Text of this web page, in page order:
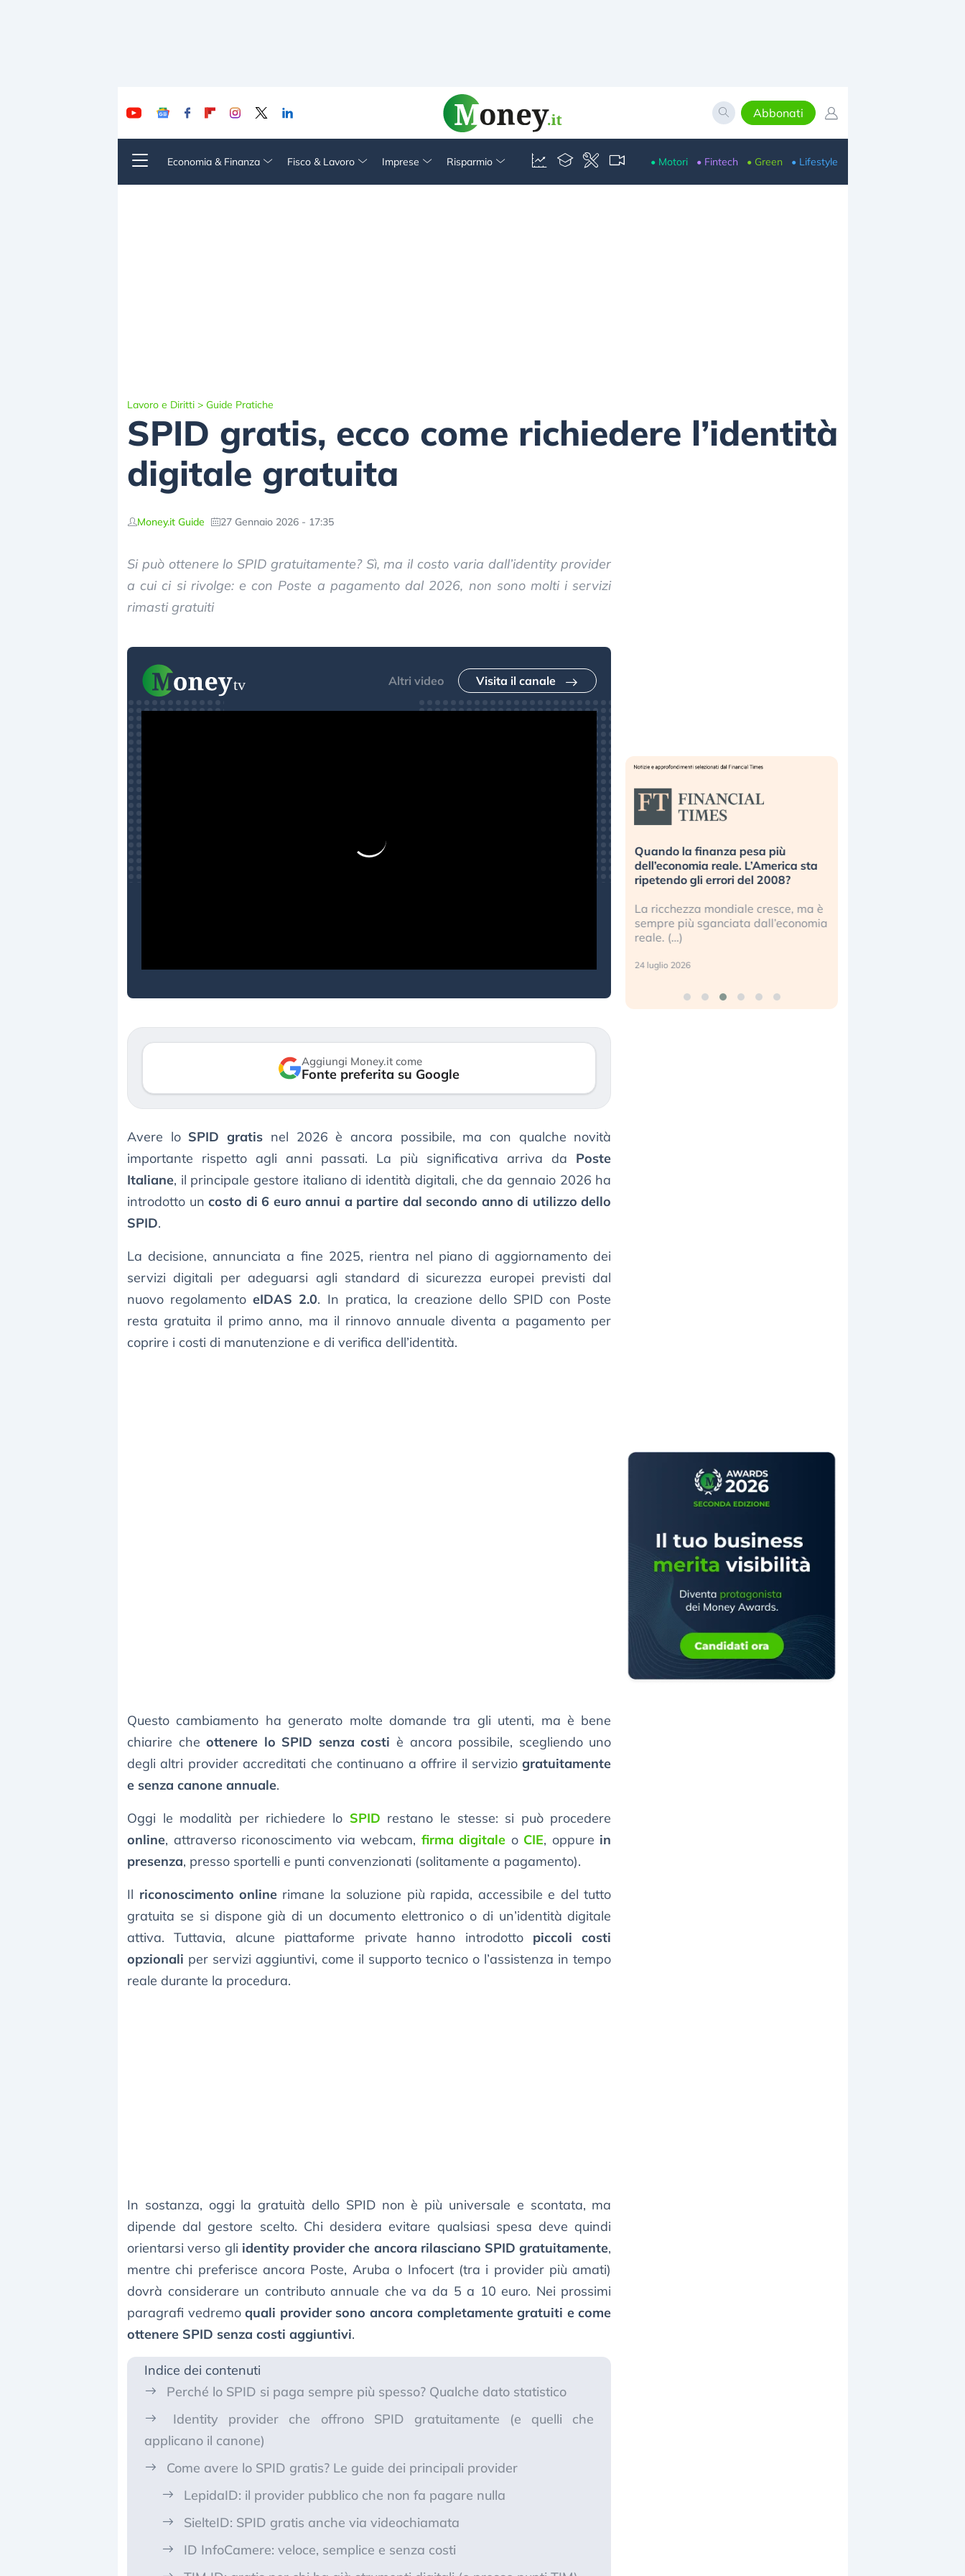
Abbonati
Economia & Finanza Fisco & Lavoro Imprese Risparmio • Motori • Fintech • Green • Lifestyle
Lavoro e Diritti > Guide Pratiche
SPID gratis, ecco come richiedere l’identità
digitale gratuita
Money.it Guide 27 Gennaio 2026 - 17:35
Si può ottenere lo SPID gratuitamente? Sì, ma il costo varia dall’identity provider
a cui ci si rivolge: e con Poste a pagamento dal 2026, non sono molti i servizi
rimasti gratuiti
Altri video Visita il canale
Aggiungi Money.it come
Fonte preferita su Google
Avere lo SPID gratis nel 2026 è ancora possibile, ma con qualche novità
importante rispetto agli anni passati. La più significativa arriva da Poste
Italiane, il principale gestore italiano di identità digitali, che da gennaio 2026 ha
introdotto uncosto di 6 euro annui a partire dal secondo anno di utilizzo dello
SPID.
La decisione, annunciata a fine 2025, rientra nel piano di aggiornamento dei
servizi digitali per adeguarsi agli standard di sicurezza europei previsti dal
nuovo regolamentoeIDAS 2.0. In pratica, la creazione dello SPID con Poste
resta gratuita il primo anno, ma il rinnovo annuale diventa a pagamento per
coprire i costi di manutenzione e di verifica dell’identità.
Questo cambiamento ha generato molte domande tra gli utenti, ma è bene
chiarire cheottenere lo SPID senza costi è ancora possibile, scegliendo uno
degli altri provider accreditati che continuano a offrire il serviziogratuitamente
e senza canone annuale.
Oggi le modalità per richiedere lo SPID restano le stesse: si può procedere
online, attraverso riconoscimento via webcam, firma digitale o CIE, oppure in
presenza, presso sportelli e punti convenzionati (solitamente a pagamento).
Il riconoscimento online rimane la soluzione più rapida, accessibile e del tutto
gratuita se si dispone già di un documento elettronico o di un’identità digitale
attiva. Tuttavia, alcune piattaforme private hanno introdotto piccoli costi
opzionali per servizi aggiuntivi, come il supporto tecnico o l’assistenza in tempo
reale durante la procedura.
In sostanza, oggi la gratuità dello SPID non è più universale e scontata, ma
dipende dal gestore scelto. Chi desidera evitare qualsiasi spesa deve quindi
orientarsi verso gli identity provider che ancora rilasciano SPID gratuitamente,
mentre chi preferisce ancora Poste, Aruba o Infocert (tra i provider più amati)
dovrà considerare un contributo annuale che va da 5 a 10 euro. Nei prossimi
paragrafi vedremoquali provider sono ancora completamente gratuiti e come
ottenere SPID senza costi aggiuntivi.
Indice dei contenuti
Perché lo SPID si paga sempre più spesso? Qualche dato statistico
Identity provider che offrono SPID gratuitamente (e quelli che
applicano il canone)
Come avere lo SPID gratis? Le guide dei principali provider
LepidaID: il provider pubblico che non fa pagare nulla
SielteID: SPID gratis anche via videochiamata
ID InfoCamere: veloce, semplice e senza costi
«La mia vita è rovinata». Investitori
Quando la finanza pesa più
dell’economia reale. L’America sta
ripetendo gli errori del 2008?
La ricchezza mondiale cresce, ma è
sempre più sganciata dall’economia
Russia e Cina pronti a spegnere
Starlink. Gli investitori stanno
sottovalutando il rischio?
Gli investitori tech continuano a
ignorare il rischio geopolitico: il (…)